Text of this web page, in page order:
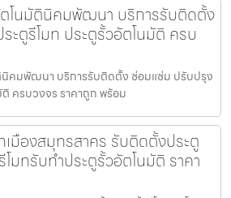
ตโนมัตินิคมพัฒนา บริการรับติดตั้ง
ะตูรีโมท ประตูรั้วอัตโนมัติ ครบ
นิคมพัฒนา บริการรับติดตั้ง ซ่อมแซ่ม ปรับปรุง
ครบวงจร ราคาถูก พร้อม
เมืองสมุทรสาคร รับติดตั้งประตู
มทรับทำประตูรั้วอัตโนมัติ ราคา